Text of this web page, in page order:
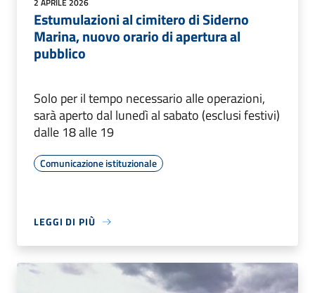
2 APRILE 2026
Estumulazioni al cimitero di Siderno
Marina, nuovo orario di apertura al
pubblico
Solo per il tempo necessario alle operazioni,
sarà aperto dal lunedì al sabato (esclusi festivi)
dalle 18 alle 19
Comunicazione istituzionale
LEGGI DI PIÙ